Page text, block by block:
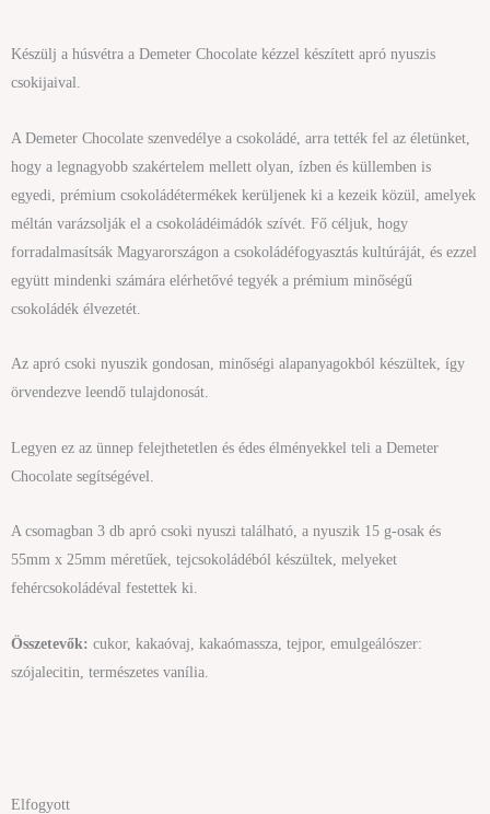
Készülj a húsvétra a Demeter Chocolate kézzel készített apró nyuszis
csokijaival.
A Demeter Chocolate szenvedélye a csokoládé, arra tették fel az életünket,
hogy a legnagyobb szakértelem mellett olyan, ízben és küllemben is
egyedi, prémium csokoládétermékek kerüljenek ki a kezeik közül, amelyek
méltán varázsolják el a csokoládéimádók szívét. Fő céljuk, hogy
forradalmasítsák Magyarországon a csokoládéfogyasztás kultúráját, és ezzel
együtt mindenki számára elérhetővé tegyék a prémium minőségű
csokoládék élvezetét.
Az apró csoki nyuszik gondosan, minőségi alapanyagokból készültek, így
örvendezve leendő tulajdonosát.
Legyen ez az ünnep felejthetetlen és édes élményekkel teli a Demeter
Chocolate segítségével.
A csomagban 3 db apró csoki nyuszi található, a nyuszik 15 g-osak és
55mm x 25mm méretűek, tejcsokoládéból készültek, melyeket
fehércsokoládéval festettek ki.
Összetevők: cukor, kakaóvaj, kakaómassza, tejpor, emulgeálószer:
szójalecitin, természetes vanília.
Elfogyott